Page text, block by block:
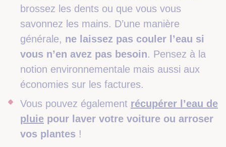
brossez les dents ou que vous vous
savonnez les mains. D’une manière
générale, ne laissez pas couler l’eau si
vous n’en avez pas besoin. Pensez à la
notion environnementale mais aussi aux
économies sur les factures.
Vous pouvez également récupérer l’eau de
pluie pour laver votre voiture ou arroser
vos plantes !